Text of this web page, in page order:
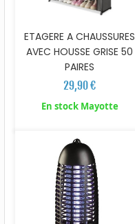
ETAGERE A CHAUSSURES
AVEC HOUSSE GRISE 50
PAIRES
29,90 €
En stock Mayotte